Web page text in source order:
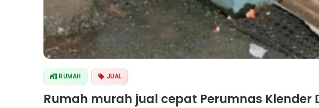
RUMAH JUAL
Rumah murah jual cepat Perumnas Klender